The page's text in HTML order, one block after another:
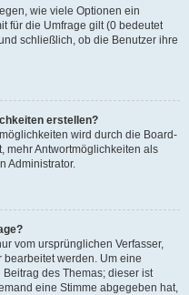
wie viele Optionen ein
für die Umfrage gilt (0 bedeutet
schließlich, ob die Benutzer ihre
erstellen?
wird durch die Board-
mehr Antwortmöglichkeiten als
Administrator.
vom ursprünglichen Verfasser,
werden. Um eine
des Themas; dieser ist
eine Stimme abgegeben hat,